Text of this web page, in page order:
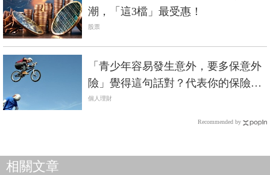
潮，「這3檔」最受惠！
股票
「青少年容易發生意外，要多保意外
險」覺得這句話對？代表你的保險觀
念錯了
個人理財
Recommended by
相關文章